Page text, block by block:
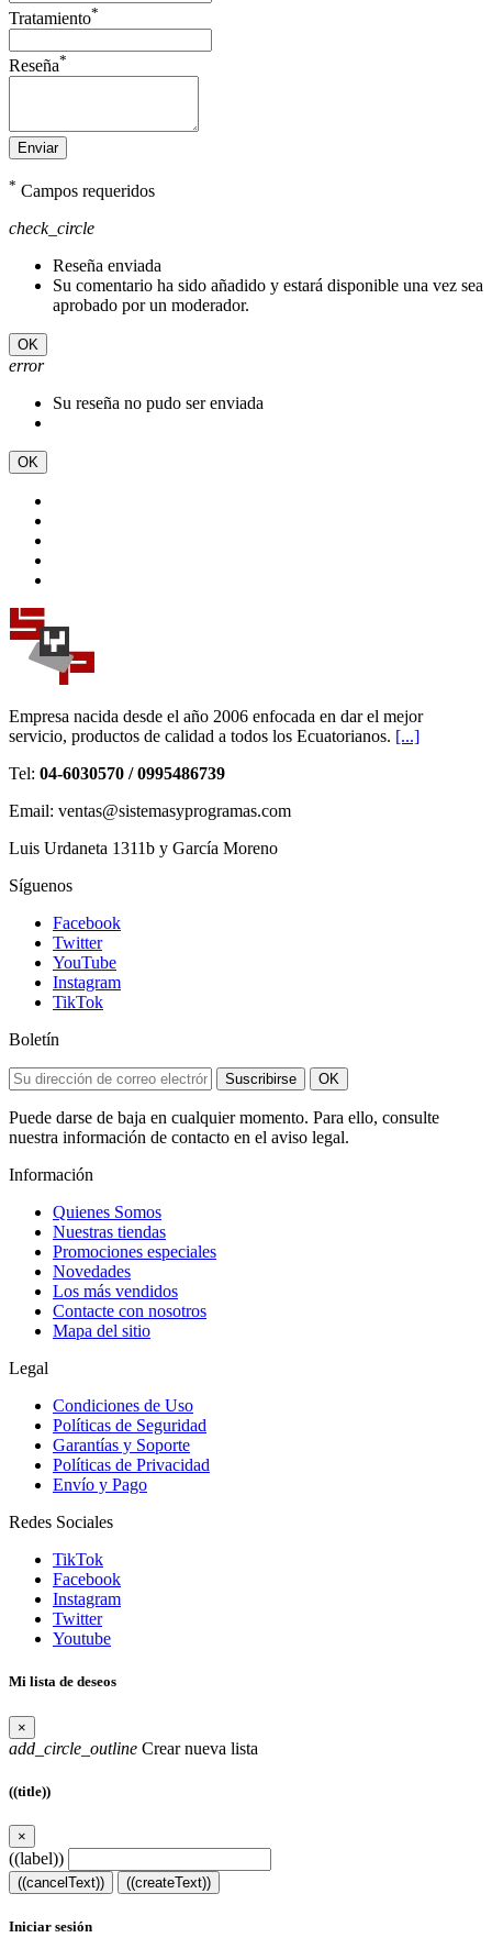
Tratamiento*
Reseña*
Enviar
* Campos requeridos
check_circle
Reseña enviada
Su comentario ha sido añadido y estará disponible una vez sea
aprobado por un moderador.
OK
error
Su reseña no pudo ser enviada
OK
Empresa nacida desde el año 2006 enfocada en dar el mejor
servicio, productos de calidad a todos los Ecuatorianos. [...]
Tel: 04-6030570 / 0995486739
Email: ventas@sistemasyprogramas.com
Luis Urdaneta 1311b y García Moreno
Síguenos
Facebook
Twitter
YouTube
Instagram
TikTok
Boletín
Suscribirse OK
Puede darse de baja en cualquier momento. Para ello, consulte
nuestra información de contacto en el aviso legal.
Información
Quienes Somos
Nuestras tiendas
Promociones especiales
Novedades
Los más vendidos
Contacte con nosotros
Mapa del sitio
Legal
Condiciones de Uso
Políticas de Seguridad
Garantías y Soporte
Políticas de Privacidad
Envío y Pago
Redes Sociales
TikTok
Facebook
Instagram
Twitter
Youtube
Mi lista de deseos
×
add_circle_outline Crear nueva lista
((title))
×
((label))
((cancelText)) ((createText))
Iniciar sesión